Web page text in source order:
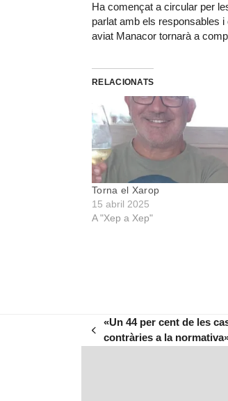
Ha començat a circular per
parlat amb els responsables
aviat Manacor tornarà a
RELACIONATS
Torna el Xarop
15 abril 2025
A "Xep a Xep"
previous
«Un 44 per cent de les
contràries a la